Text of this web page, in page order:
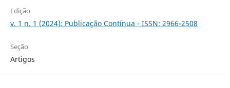
Edição
v. 1 n. 1 (2024): Publicação Contínua - ISSN: 2966-2508
Seção
Artigos